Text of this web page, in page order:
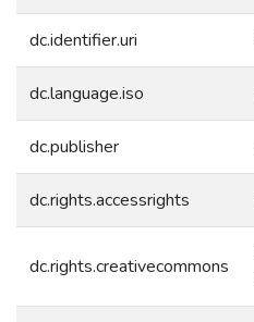
dc.identifier.uri
dc.language.iso
dc.publisher
dc.rights.accessrights
dc.rights.creativecommons